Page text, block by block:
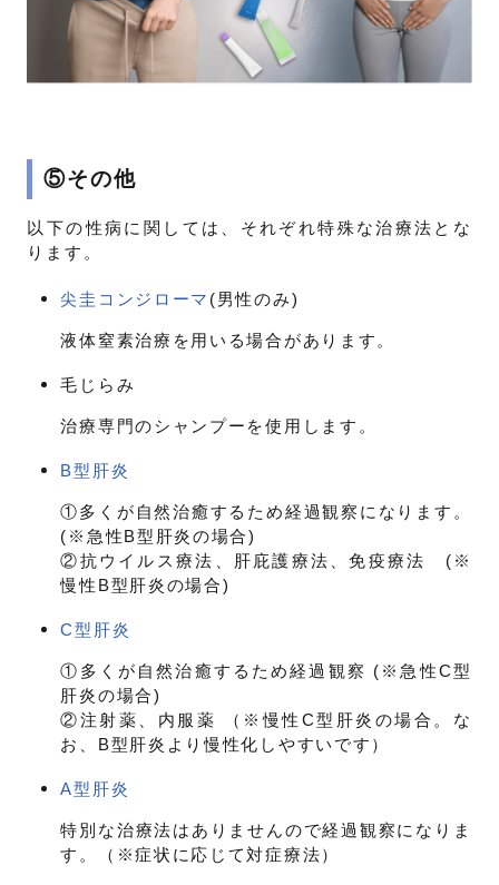
⑤その他
以下の性病に関しては、それぞれ特殊な治療法とな
ります。
尖圭コンジローマ (男性のみ)
液体窒素治療を用いる場合があります。
毛じらみ
治療専門のシャンプーを使用します。
B型肝炎
①多くが自然治癒するため経過観察になります。
(※急性B型肝炎の場合)
②抗ウイルス療法、肝庇護療法、免疫療法 (※
慢性B型肝炎の場合)
C型肝炎
①多くが自然治癒するため経過観察 (※急性C型
肝炎の場合)
②注射薬、内服薬 （※慢性C型肝炎の場合。な
お、B型肝炎より慢性化しやすいです）
A型肝炎
特別な治療法はありませんので経過観察になりま
す。（※症状に応じて対症療法）